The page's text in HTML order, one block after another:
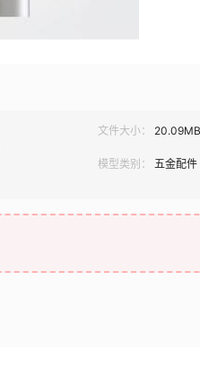
文件大小： 20.09MB
模型类别：
五金配件